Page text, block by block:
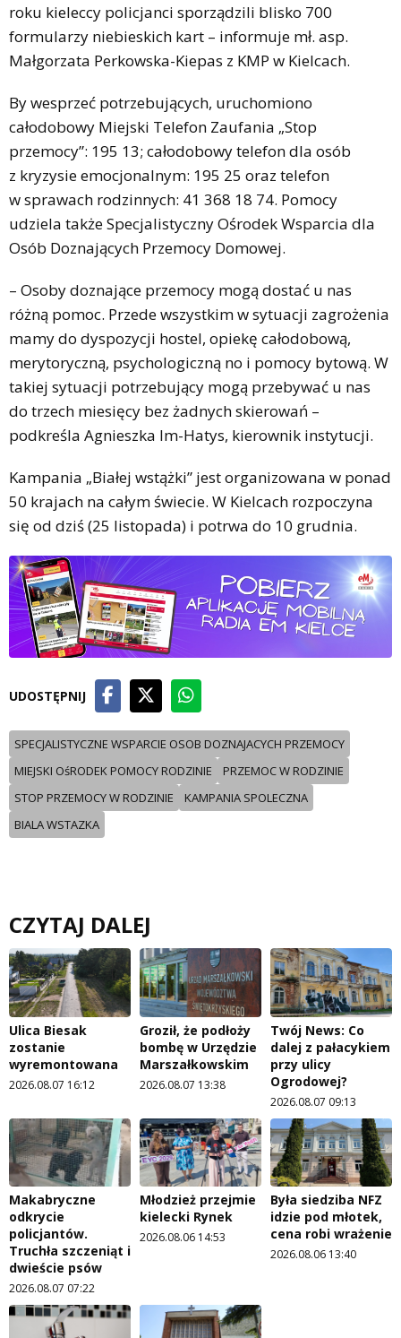
roku kieleccy policjanci sporządzili blisko 700
formularzy niebieskich kart – informuje mł. asp.
Małgorzata Perkowska-Kiepas z KMP w Kielcach.
By wesprzeć potrzebujących, uruchomiono
całodobowy Miejski Telefon Zaufania „Stop
przemocy”: 195 13; całodobowy telefon dla osób
z kryzysie emocjonalnym: 195 25 oraz telefon
w sprawach rodzinnych: 41 368 18 74. Pomocy
udziela także Specjalistyczny Ośrodek Wsparcia dla
Osób Doznających Przemocy Domowej.
– Osoby doznające przemocy mogą dostać u nas
różną pomoc. Przede wszystkim w sytuacji zagrożenia
mamy do dyspozycji hostel, opiekę całodobową,
merytoryczną, psychologiczną no i pomocy bytową. W
takiej sytuacji potrzebujący mogą przebywać u nas
do trzech miesięcy bez żadnych skierowań –
podkreśla Agnieszka Im-Hatys, kierownik instytucji.
Kampania „Białej wstążki” jest organizowana w ponad
50 krajach na całym świecie. W Kielcach rozpoczyna
się od dziś (25 listopada) i potrwa do 10 grudnia.
UDOSTĘPNIJ
SPECJALISTYCZNE WSPARCIE OSOB DOZNAJACYCH PRZEMOCY
MIEJSKI OśRODEK POMOCY RODZINIE
PRZEMOC W RODZINIE
STOP PRZEMOCY W RODZINIE
KAMPANIA SPOLECZNA
BIALA WSTAZKA
CZYTAJ DALEJ
Ulica Biesak
zostanie
wyremontowana
2026.08.07 16:12
Groził, że podłoży
bombę w Urzędzie
Marszałkowskim
2026.08.07 13:38
Twój News: Co
dalej z pałacykiem
przy ulicy
Ogrodowej?
2026.08.07 09:13
Makabryczne
odkrycie
policjantów.
Truchła szczeniąt i
dwieście psów
2026.08.07 07:22
Młodzież przejmie
kielecki Rynek
2026.08.06 14:53
Była siedziba NFZ
idzie pod młotek,
cena robi wrażenie
2026.08.06 13:40